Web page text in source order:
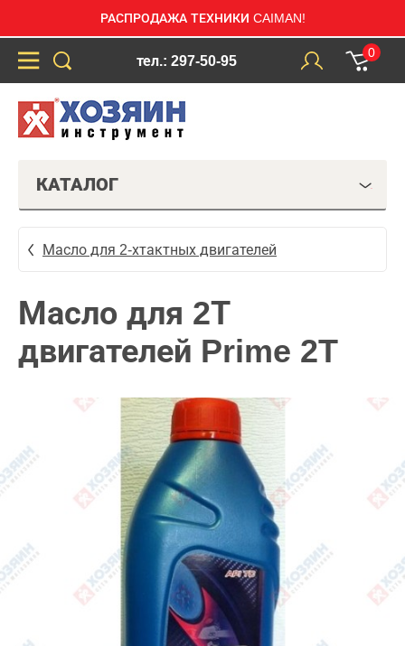
РАСПРОДАЖА ТЕХНИКИ CAIMAN!
тел.: 297-50-95
0
КАТАЛОГ
Масло для 2-хтактных двигателей
Масло для 2Т
двигателей Prime 2T